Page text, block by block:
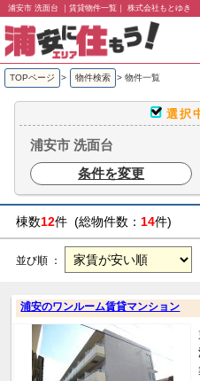
浦安市 洗面台 ｜賃貸物件一覧｜ 株式会社もとゆき
TOPページ > 物件検索 > 物件一覧
選択
浦安市 洗面台
条件を変更
棟数12件 (総物件数： 14件)
並び順 ：
浦安のワンルーム賃貸マンション